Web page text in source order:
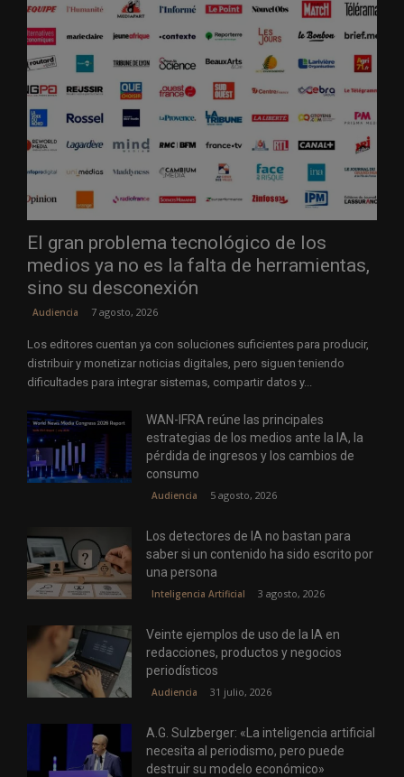
El gran problema tecnológico de los
medios ya no es la falta de herramientas,
sino su desconexión
Audiencia 7 agosto, 2026
Los editores cuentan ya con soluciones suficientes para producir,
distribuir y monetizar noticias digitales, pero siguen teniendo
dificultades para integrar sistemas, compartir datos y...
WAN-IFRA reúne las principales
estrategias de los medios ante la IA, la
pérdida de ingresos y los cambios de
consumo
Audiencia 5 agosto, 2026
Los detectores de IA no bastan para
saber si un contenido ha sido escrito por
una persona
Inteligencia Artificial 3 agosto, 2026
Veinte ejemplos de uso de la IA en
redacciones, productos y negocios
periodísticos
Audiencia 31 julio, 2026
A.G. Sulzberger: «La inteligencia artificial
necesita al periodismo, pero puede
destruir su modelo económico»